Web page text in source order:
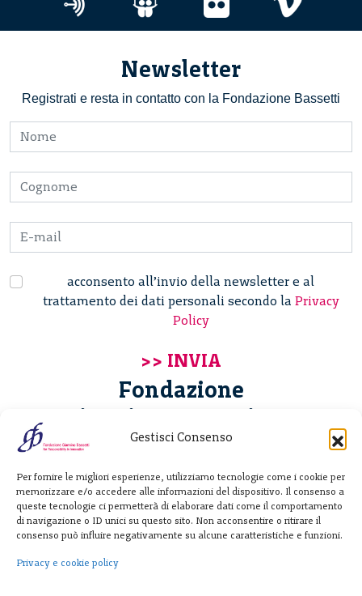
Gestisci Consenso
Per fornire le migliori esperienze, utilizziamo tecnologie come i cookie per
memorizzare e/o accedere alle informazioni del dispositivo. Il consenso a
queste tecnologie ci permetterà di elaborare dati come il comportamento
di navigazione o ID unici su questo sito. Non acconsentire o ritirare il
consenso può influire negativamente su alcune caratteristiche e funzioni.
Privacy e cookie policy
Newsletter
Registrati e resta in contatto con la Fondazione Bassetti
acconsento all’invio della newsletter e al
trattamento dei dati personali secondo la Privacy
Policy
Fondazione
Giannino Bassetti ETS
20122 Milano - Italia
T. +39 02 781933
F. + 39 02 76392030
info@fondazionebassetti.org